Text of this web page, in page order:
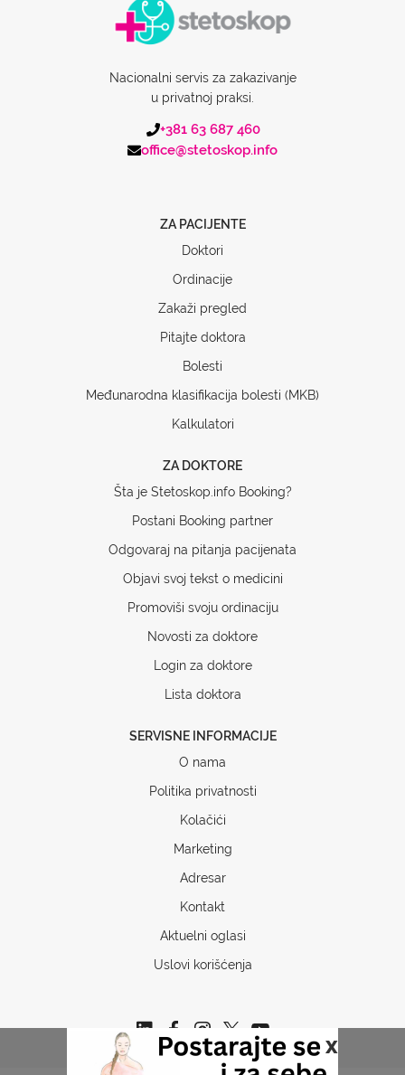
x
Nacionalni servis za zakazivanje
u privatnoj praksi.
+381 63 687 460
office@stetoskop.info
ZA PACIJENTE
Doktori
Ordinacije
Zakaži pregled
Pitajte doktora
Bolesti
Međunarodna klasifikacija bolesti (MKB)
Kalkulatori
ZA DOKTORE
Šta je Stetoskop.info Booking?
Postani Booking partner
Odgovaraj na pitanja pacijenata
Objavi svoj tekst o medicini
Promoviši svoju ordinaciju
Novosti za doktore
Login za doktore
Lista doktora
SERVISNE INFORMACIJE
O nama
Politika privatnosti
Kolačići
Marketing
Adresar
Kontakt
Aktuelni oglasi
Uslovi korišćenja